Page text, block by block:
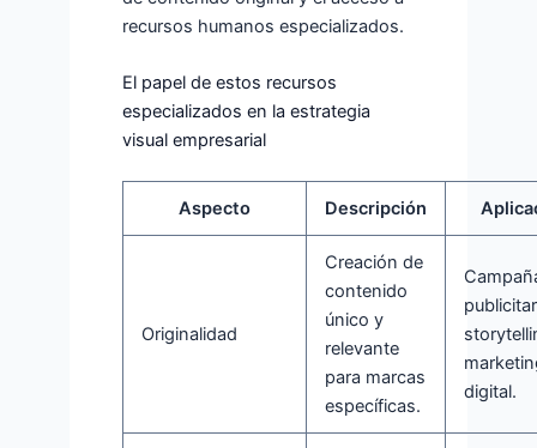
recursos humanos especializados.
El papel de estos recursos
especializados en la estrategia
visual empresarial
Aspecto Descripción
Originalidad
Creación de
contenido
único y
relevante
para marcas
específicas.
digital.